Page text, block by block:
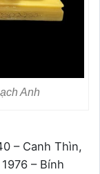
Anh
– Canh Thìn,
– Bính